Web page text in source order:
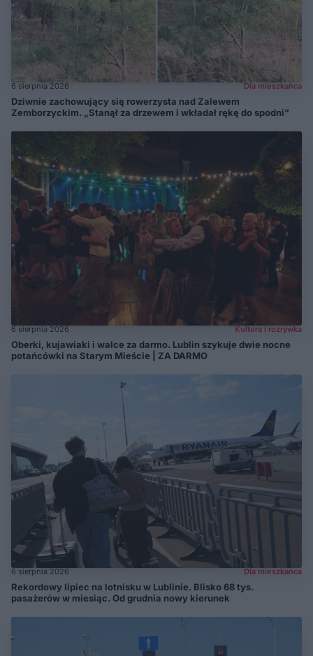
6 sierpnia 2026 Dla mieszkańca
Dziwnie zachowujący się rowerzysta nad Zalewem
Zemborzyckim. „Stanął za drzewem i wkładał rękę do spodni”
6 sierpnia 2026 Kultura i rozrywka
Oberki, kujawiaki i walce za darmo. Lublin szykuje dwie nocne
potańcówki na Starym Mieście | ZA DARMO
6 sierpnia 2026 Dla mieszkańca
Rekordowy lipiec na lotnisku w Lublinie. Blisko 68 tys.
pasażerów w miesiąc. Od grudnia nowy kierunek